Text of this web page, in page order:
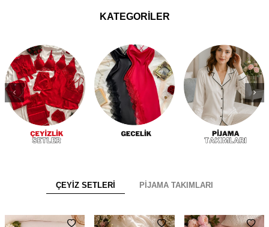
KATEGORİLER
ÇEYİZ SETLERİ PİJAMA TAKIMLARI